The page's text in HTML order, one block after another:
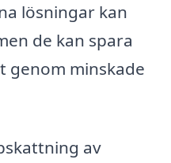
lösningar kan
de kan spara
genom minskade
av